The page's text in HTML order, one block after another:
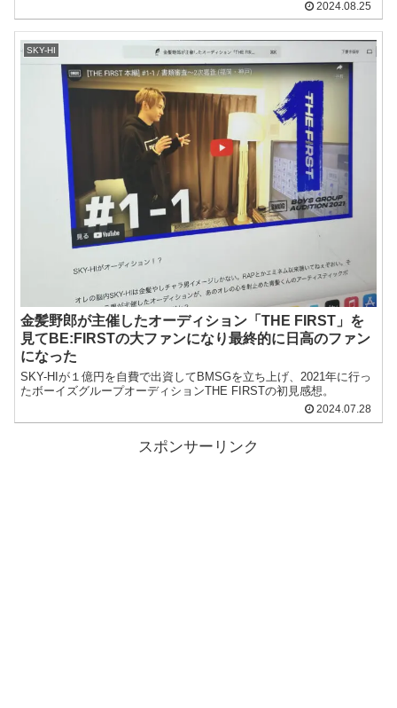
2024.08.25
SKY-HI
金髪野郎が主催したオーディション「THE FIRST」を
見てBE:FIRSTの大ファンになり最終的に日高のファン
になった
SKY-HIが１億円を自費で出資してBMSGを立ち上げ、2021年に行っ
たボーイズグループオーディションTHE FIRSTの初見感想。
2024.07.28
スポンサーリンク